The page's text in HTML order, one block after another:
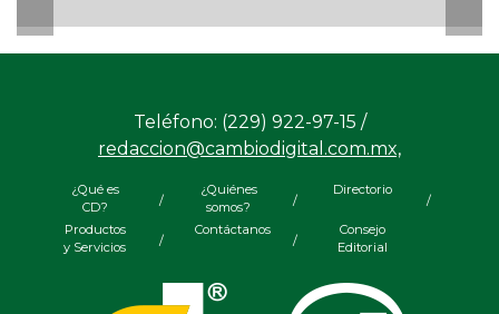
Teléfono: (229) 922-97-15 /
redaccion@cambiodigital.com.mx,
¿Qué es
CD?
/
¿Quiénes
somos?
/
Directorio
/
Productos
y Servicios
/
Contáctanos
/
Consejo
Editorial